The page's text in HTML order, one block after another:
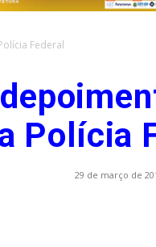
Federal
Polícia
29 de março de